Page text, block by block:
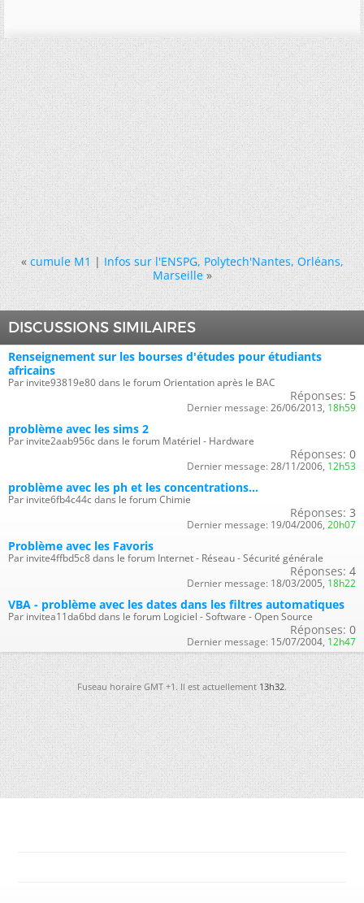
« cumule M1|Infos sur l'ENSPG, Polytech'Nantes, Orléans,
Marseille »
DISCUSSIONS SIMILAIRES
Renseignement sur les bourses d'études pour étudiants
africains
Par invite93819e80 dans le forum Orientation après le BAC
Réponses: 5
Dernier message: 26/06/2013, 18h59
problème avec les sims 2
Par invite2aab956c dans le forum Matériel - Hardware
Réponses: 0
Dernier message: 28/11/2006, 12h53
problème avec les ph et les concentrations...
Par invite6fb4c44c dans le forum Chimie
Réponses: 3
Dernier message: 19/04/2006, 20h07
Problème avec les Favoris
Par invite4ffbd5c8 dans le forum Internet - Réseau - Sécurité générale
Réponses: 4
Dernier message: 18/03/2005, 18h22
VBA - problème avec les dates dans les filtres automatiques
Par invitea11da6bd dans le forum Logiciel - Software - Open Source
Réponses: 0
Dernier message: 15/07/2004, 12h47
Fuseau horaire GMT +1. Il est actuellement13h32.